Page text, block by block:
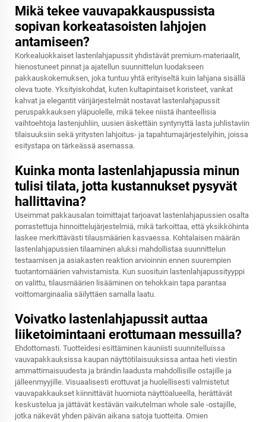
Mikä tekee vauvapakkauspussista
sopivan korkeatasoisten lahjojen
antamiseen?
Korkealuokkaiset lastenlahjapussit yhdistävät premium-materiaalit,
hienostuneet pinnat ja ajatellun suunnittelun luodakseen
pakkauskokemuksen, joka tuntuu yhtä erityiseltä kuin lahjana sisällä
oleva tuote. Yksityiskohdat, kuten kultapintaiset koristeet, vankat
kahvat ja elegantit värijärjestelmät nostavat lastenlahjapussit
peruspakkauksen yläpuolelle, mikä tekee niistä ihanteellisia
vaihtoehtoja lastenjuhliin, uusien äskettäin syntynyttä lasta juhlistaviin
tilaisuuksiin sekä yritysten lahjoitus- ja tapahtumajärjestelyihin, joissa
esitystapa on tärkeässä asemassa.
Kuinka monta lastenlahjapussia minun
tulisi tilata, jotta kustannukset pysyvät
hallittavina?
Useimmat pakkausalan toimittajat tarjoavat lastenlahjapussien osalta
porrastettuja hinnoittelujärjestelmiä, mikä tarkoittaa, että yksikköhinta
laskee merkittävästi tilausmäärien kasvaessa. Kohtalaisen määrän
lastenlahjapussien tilaaminen aluksi mahdollistaa suunnittelun
testaamisen ja asiakasten reaktion arvioinnin ennen suurempien
tuotantomäärien vahvistamista. Kun suosituin lastenlahjapussityyppi
on valittu, tilausmäärien lisääminen on tehokkain tapa parantaa
voittomarginaalia säilyttäen samalla laatu.
Voivatko lastenlahjapussit auttaa
liiketoimintaani erottumaan messuilla?
Ehdottomasti. Tuotteidesi esittäminen kauniisti suunnitelluissa
vauvapakkauksissa kaupan näyttötilaisuuksissa antaa heti viestin
ammattimaisuudesta ja brändin laadusta mahdollisille ostajille ja
jälleenmyyjille. Visuaalisesti erottuvat ja huolellisesti valmistetut
vauvapakkaukset kiinnittävät huomiota näyttöalueella, herättävät
keskustelua ja jättävät kestävän vaikutelman whole sale -ostajille,
jotka näkevät yhden päivän aikana satoja tuotteita. Omien